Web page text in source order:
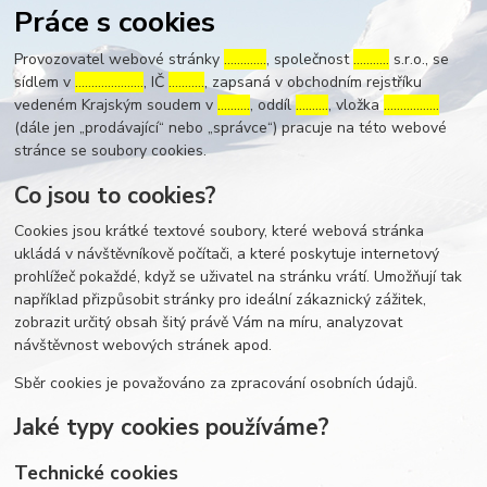
Práce s cookies
Provozovatel webové stránky…………., společnost……….. s.r.o., se
sídlem v…………………, IČ……….., zapsaná v obchodním rejstříku
vedeném Krajským soudem v………., oddíl………., vložka……………..
(dále jen „prodávající“ nebo „správce“) pracuje na této webové
stránce se soubory cookies.
Co jsou to cookies?
Cookies jsou krátké textové soubory, které webová stránka
ukládá v návštěvníkově počítači, a které poskytuje internetový
prohlížeč pokaždé, když se uživatel na stránku vrátí. Umožňují tak
například přizpůsobit stránky pro ideální zákaznický zážitek,
zobrazit určitý obsah šitý právě Vám na míru, analyzovat
návštěvnost webových stránek apod.
Sběr cookies je považováno za zpracování osobních údajů.
Jaké typy cookies používáme?
Technické cookies